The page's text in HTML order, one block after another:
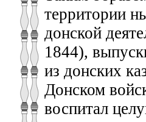
территории
донской
1844),
из донских
Донском
воспитал